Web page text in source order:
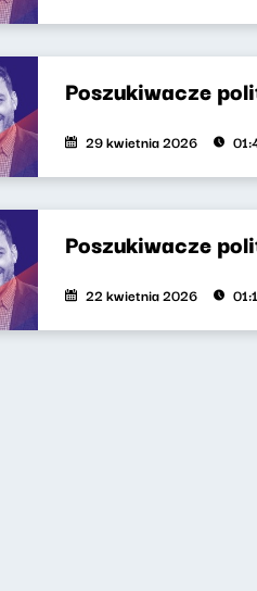
Poszukiwacze
29 kwietnia 2026
Poszukiwacze
22 kwietnia 2026